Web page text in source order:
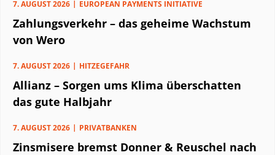
7. AUGUST 2026 EUROPEAN PAYMENTS INITIATIVE
Zahlungsverkehr – das geheime Wachstum
von Wero
7. AUGUST 2026 HITZEGEFAHR
Allianz – Sorgen ums Klima überschatten
das gute Halbjahr
7. AUGUST 2026 PRIVATBANKEN
Zinsmisere bremst Donner & Reuschel nach